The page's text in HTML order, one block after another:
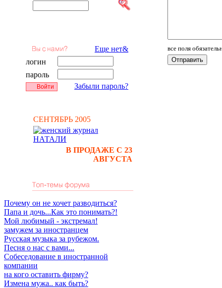
Еще нет&
логин
пароль
Забыли пароль?
СЕНТЯБРЬ 2005
В ПРОДАЖЕ С 23
АВГУСТА
Почему он не хочет разводиться?
Папа и дочь...Как это понимать?!
Мой любимый - экстремал!
замужем за иностранцем
Русская музыка за рубежом.
Песня о нас с вами...
Собеседование в иностранной
компании
на кого оставить фирму?
Измена мужа.. как быть?
все поля